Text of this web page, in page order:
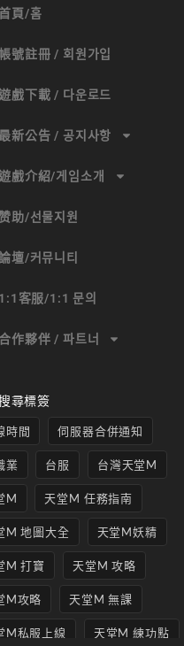
首頁/홈
帳號註冊 / 회원가입
戲下載 / 다운로드
最新公告 / 공지사항
戲介紹/게임소개
助/선물지원
壇/커뮤니티
1:1客服/1:1 문의
作夥伴 / 파트너
尋標簽
時間 伺服器合併通知
業 台服 台灣天堂M
M 天堂M 任務指南
M 地圖大全 天堂M妖精
M 打寶 天堂M 攻略
M攻略 天堂M 無課
M私服上線 天堂M 練功點